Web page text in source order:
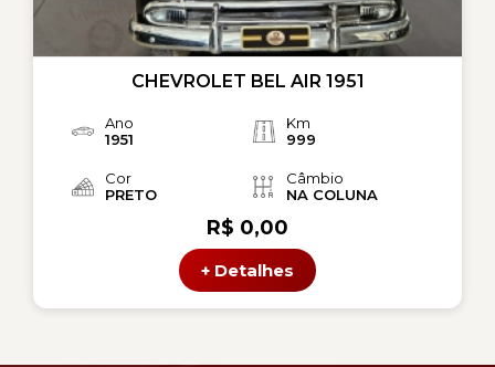
CHEVROLET BEL AIR 1951
Ano
1951
Km
999
Cor
PRETO
Câmbio
NA COLUNA
R$ 0,00
+ Detalhes